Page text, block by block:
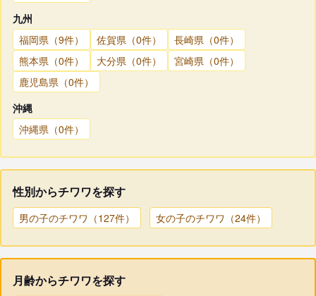
九州
福岡県（9件）
佐賀県（0件）
長崎県（0件）
熊本県（0件）
大分県（0件）
宮崎県（0件）
鹿児島県（0件）
沖縄
沖縄県（0件）
性別からチワワを探す
男の子のチワワ（127件） 女の子のチワワ（24件）
月齢からチワワを探す